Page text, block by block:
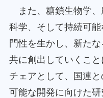
また、糖鎖生物学、
科学、そして持続可
門性を生かし、新た
共に創出していくこ
チェアとして、国連
可能な開発に向けた